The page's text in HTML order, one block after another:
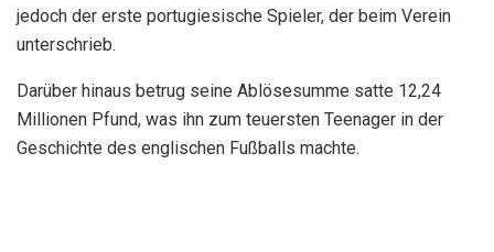
jedoch der erste portugiesische Spieler, der beim Verein
unterschrieb.
Darüber hinaus betrug seine Ablösesumme satte 12,24
Millionen Pfund, was ihn zum teuersten Teenager in der
Geschichte des englischen Fußballs machte.